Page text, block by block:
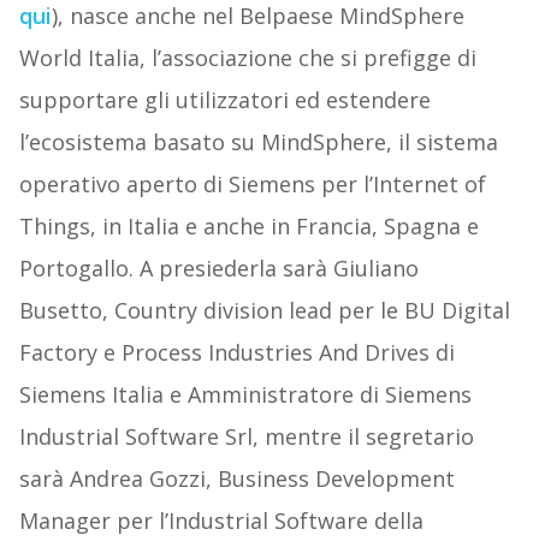
qui), nasce anche nel Belpaese MindSphere
World Italia, l’associazione che si prefigge di
supportare gli utilizzatori ed estendere
l’ecosistema basato su MindSphere, il sistema
operativo aperto di Siemens per l’Internet of
Things, in Italia e anche in Francia, Spagna e
Portogallo. A presiederla sarà Giuliano
Busetto, Country division lead per le BU Digital
Factory e Process Industries And Drives di
Siemens Italia e Amministratore di Siemens
Industrial Software Srl, mentre il segretario
sarà Andrea Gozzi, Business Development
Manager per l’Industrial Software della